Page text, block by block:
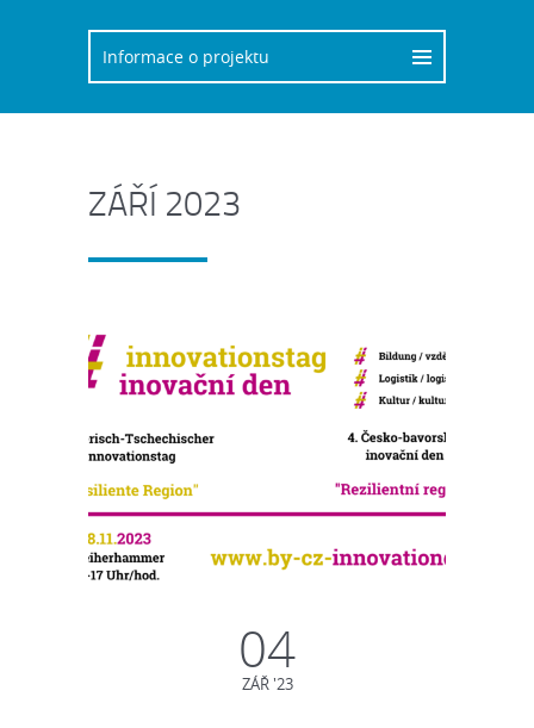
ZÁŘÍ 2023
04
ZÁŘ '23